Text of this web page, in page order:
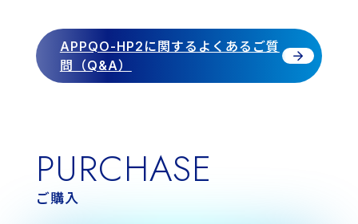
APPQO-HP2に関するよくあるご質
問（Q&A）
PURCHASE
ご購入